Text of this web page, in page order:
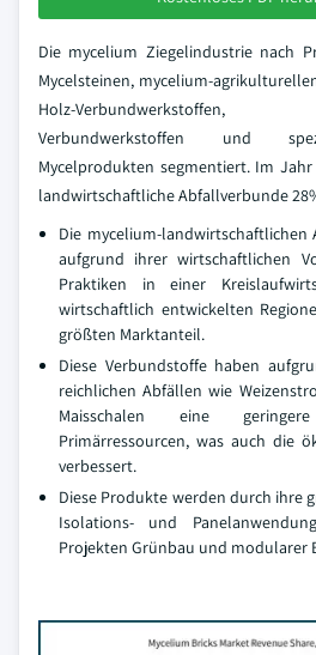
Die mycelium Ziegelindustrie nach
Mycelsteinen, mycelium-
Holz-Verbundwerkstoffen,
Verbundwerkstoffen und
Mycelprodukten segmentiert. Im
landwirtschaftliche Abfallverbunde
Die mycelium-landwirtschaftlichen
aufgrund ihrer wirtschaftlichen
Praktiken in einer
wirtschaftlich entwickelten
größten Marktanteil.
Diese Verbundstoffe haben
reichlichen Abfällen wie
Maisschalen eine
Primärressourcen, was auch die
verbessert.
Diese Produkte werden durch ihre
Isolations- und
Projekten Grünbau und modularer